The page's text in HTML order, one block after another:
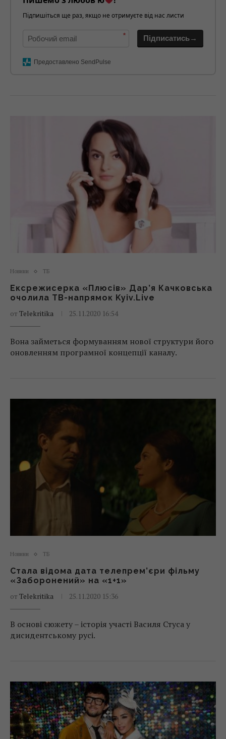
Підпишіться ще раз, якщо не отримуєте від нас листи
* Підписатись→
Предоставлено SendPulse
Новини ТБ
Ексрежисерка «Плюсів» Дар’я Качковська
очолила ТВ-напрямок Kyiv.Live
от Telekritika 25.11.2020 16:54
Вона займеться формуванням нової структури його
оновленням програмної концепції каналу.
Новини ТБ
Стала відома дата телепрем’єри фільму
«Заборонений» на «1+1»
от Telekritika 25.11.2020 15:36
В основі сюжету – історія участі Василя Стуса у
дисидентському русі.